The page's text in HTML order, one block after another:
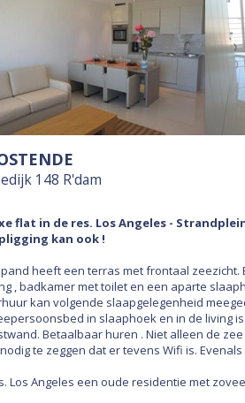
148 R'dam
flat in de res. Los Angeles -
kan ook !
heeft een terras met frontaal
, badkamer met toilet en een aparte
kan volgende slaapgelegenheid
in slaaphoek en in de living
Betaalbaar huren . Niet alleen de
te zeggen dat er tevens Wifi is.
Los Angeles een oude residentie met